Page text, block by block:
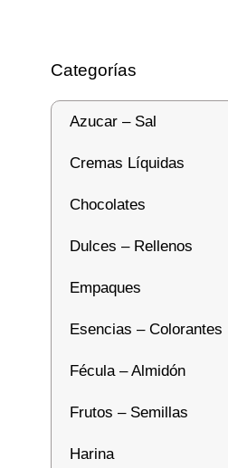
Categorías
Azucar – Sal
Cremas Líquidas
Chocolates
Dulces – Rellenos
Empaques
Esencias – Colorantes
Fécula – Almidón
Frutos – Semillas
Harina